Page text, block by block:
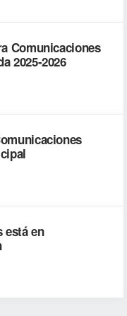
Comunicaciones
2025-2026
está en